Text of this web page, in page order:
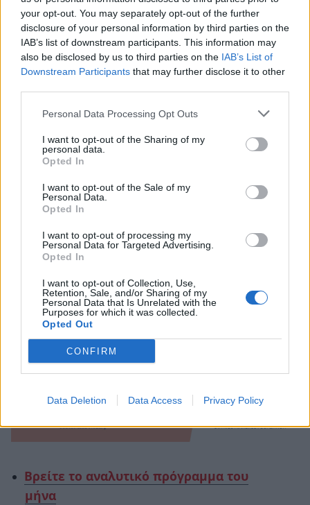
your opt-out. You may separately opt-out of the further
disclosure of your personal information by third parties on the
IAB’s list of downstream participants. This information may
also be disclosed by us to third parties on the IAB’s List of
Downstream Participants that may further disclose it to other
Personal Data Processing Opt Outs
I want to opt-out of the Sharing of my
personal data.
Opted In
I want to opt-out of the Sale of my
Personal Data.
Opted In
I want to opt-out of processing my
Personal Data for Targeted Advertising.
Opted In
I want to opt-out of Collection, Use,
Retention, Sale, and/or Sharing of my
Personal Data that Is Unrelated with the
Purposes for which it was collected.
Opted Out
CONFIRM
Data Deletion Data Access Privacy Policy
γυναίκα μπορεί»(4/3)και να μας ταξιδεύει με
ένα αφιέρωμα στονΤσιτσάνη (11/3), αλλά και το
ρεμπέτικο τραγούδι (25/3).
«Βάλτε Μάρτη μη σας κάψει ο ήλιος και πάρτε
Revival!
Βρείτε το αναλυτικό πρόγραμμα του
μήνα